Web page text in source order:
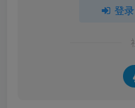
登录